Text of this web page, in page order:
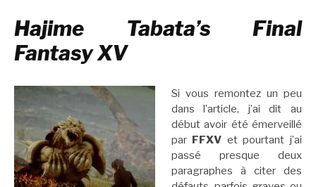
Hajime Tabata’s Final
Fantasy XV
Si vous remontez un peu
dans l’article, j’ai dit au
début avoir été émerveillé
par FFXV et pourtant j’ai
passé presque deux
paragraphes à citer des